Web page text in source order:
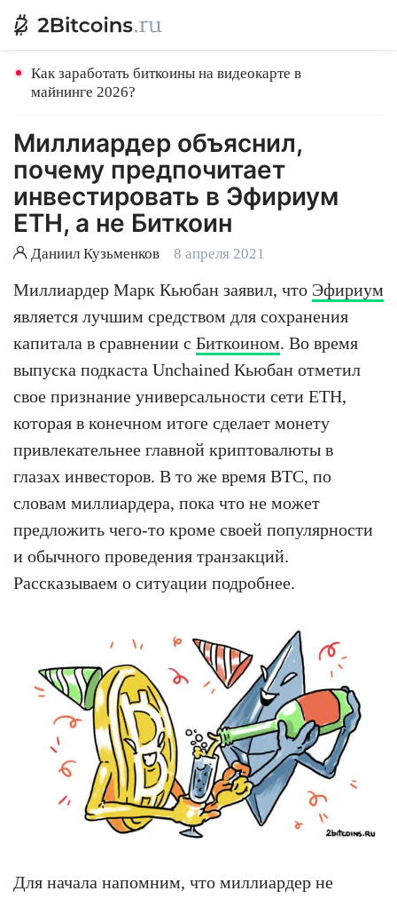
Как заработать биткоины на видеокарте в
майнинге 2026?
Миллиардер объяснил,
почему предпочитает
инвестировать в Эфириум
ETH, а не Биткоин
Даниил Кузьменков 8 апреля 2021
Миллиардер Марк Кьюбан заявил, что Эфириум
является лучшим средством для сохранения
капитала в сравнении с Биткоином. Во время
выпуска подкаста Unchained Кьюбан отметил
свое признание универсальности сети ETH,
которая в конечном итоге сделает монету
привлекательнее главной криптовалюты в
глазах инвесторов. В то же время BTC, по
словам миллиардера, пока что не может
предложить чего-то кроме своей популярности
и обычного проведения транзакций.
Рассказываем о ситуации подробнее.
Для начала напомним, что миллиардер не